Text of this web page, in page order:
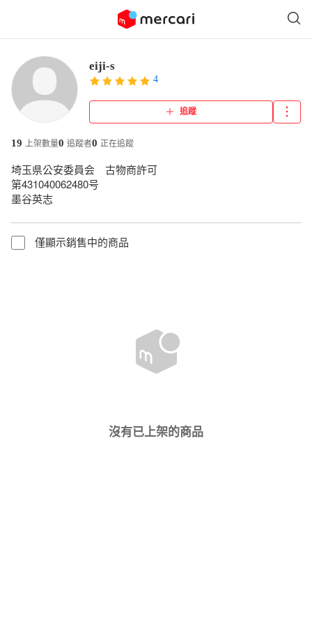
eiji-s
4
追蹤
19 上架數量0 追蹤者0 正在追蹤
埼玉県公安委員会　古物商許可
第431040062480号
墨谷英志
僅顯示銷售中的商品
沒有已上架的商品